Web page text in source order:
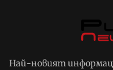
Най-новият